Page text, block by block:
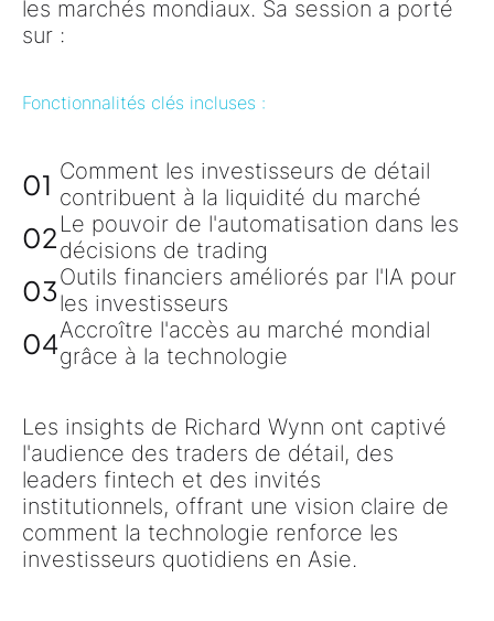
les marchés mondiaux. Sa session a porté
sur :
Fonctionnalités clés incluses :
01 Comment les investisseurs de détail
contribuent à la liquidité du marché
02 Le pouvoir de l'automatisation dans les
décisions de trading
03Outils financiers améliorés par l'IA pour
les investisseurs
04Accroître l'accès au marché mondial
grâce à la technologie
Les insights de Richard Wynn ont captivé
l'audience des traders de détail, des
leaders fintech et des invités
institutionnels, offrant une vision claire de
comment la technologie renforce les
investisseurs quotidiens en Asie.